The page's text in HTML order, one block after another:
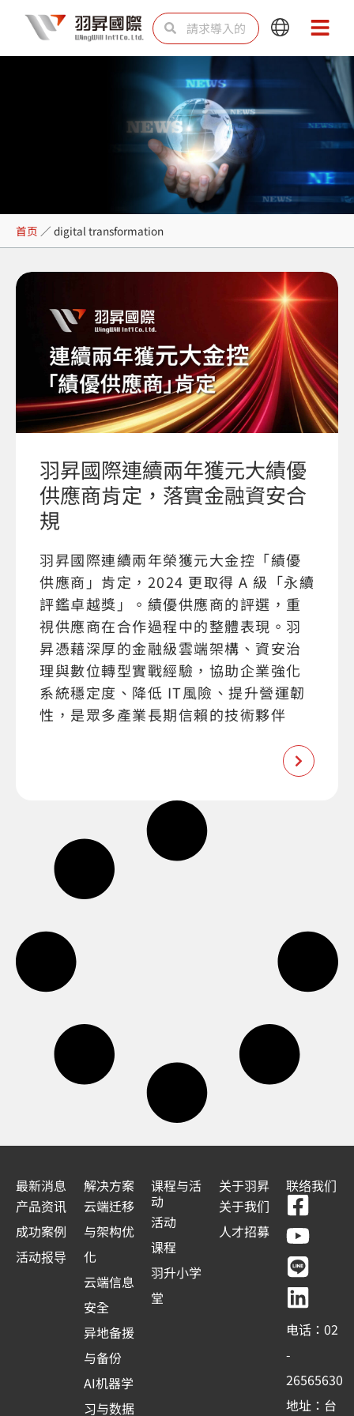
内
SearchSearch
Main
Menu
Main
Menu
digital transformation
首页 ／ digital transformation
羽昇國際連續兩年獲元大績優
供應商肯定，落實金融資安合
規
羽昇國際連續兩年榮獲元大金控「績優
供應商」肯定，2024 更取得 A 級「永續
評鑑卓越獎」。績優供應商的評選，重
視供應商在合作過程中的整體表現。羽
昇憑藉深厚的金融級雲端架構、資安治
理與數位轉型實戰經驗，協助企業強化
系統穩定度、降低 IT風險、提升營運韌
性，是眾多產業長期信賴的技術夥伴
最新消息
产品资讯
成功案例
活动报导
解决方案
云端迁移
与架构优
化
云端信息
安全
异地备援
与备份
AI机器学
习与数据
课程与活
动
活动
课程
羽升小学
堂
关于羽昇
关于我们
人才招募
联络我们
F
a
c
e
b
o
o
k
-
Y
o
u
t
u
b
e
L
i
n
e
L
i
n
k
e
d
i
n
电话：02
-
26565630
地址：台